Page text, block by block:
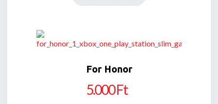
For Honor
5.000 Ft